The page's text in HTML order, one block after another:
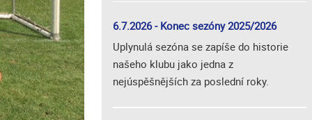
6.7.2026 - Konec sezóny 2025/2026
Uplynulá sezóna se zapíše do historie
našeho klubu jako jedna z
nejúspěšnějších za poslední roky.